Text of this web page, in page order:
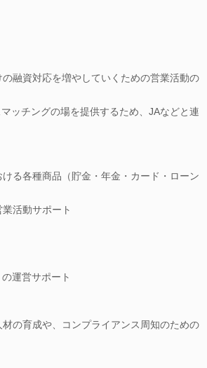
融資対応を増やしていくための営業活動の
ッチングの場を提供するため、JAなどと連
る各種商品（貯金・年金・カード・ローン
活動サポート
運営サポート
の育成や、コンプライアンス周知のための